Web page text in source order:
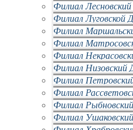
Филиал Лесновский
Филиал Луговской
Филиал
Филиал
Филиал
Филиал Низовский
Филиал
Филиал
Филиал
Филиал